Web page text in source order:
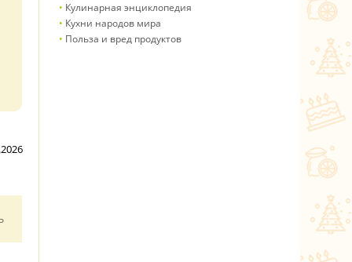
Кулинарная энциклопедия
Кухни народов мира
Польза и вред продуктов